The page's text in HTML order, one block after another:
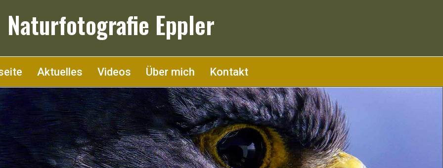
Naturfotografie Eppler
Aktuelles Videos Über mich Kontakt